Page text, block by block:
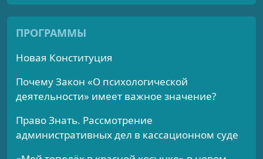
ПРОГРАММЫ
Новая Конституция
Почему Закон «О психологической
деятельности» имеет важное значение?
Право Знать. Рассмотрение
административных дел в кассационном суде